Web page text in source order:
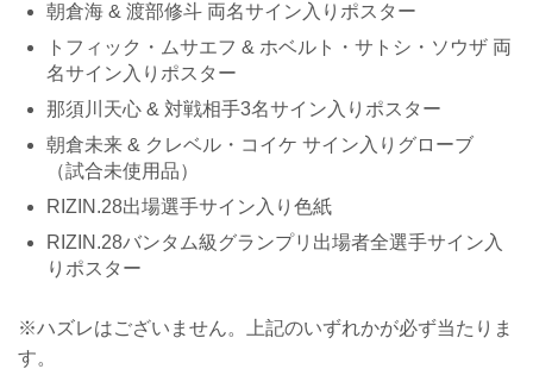
朝倉海 & 渡部修斗 両名サイン入りポスター
トフィック・ムサエフ & ホベルト・サトシ・ソウザ 両
名サイン入りポスター
那須川天心 & 対戦相手3名サイン入りポスター
朝倉未来 & クレベル・コイケ サイン入りグローブ
（試合未使用品）
RIZIN.28出場選手サイン入り色紙
RIZIN.28バンタム級グランプリ出場者全選手サイン入
りポスター
※ハズレはございません。上記のいずれかが必ず当たりま
す。